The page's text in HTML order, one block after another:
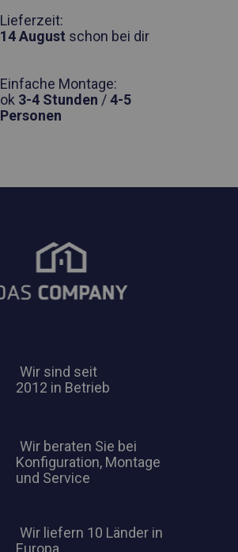
Lieferzeit:
14 August schon bei dir
Einfache Montage:
ok 3-4 Stunden /4-5
Personen
Wir sind seit
2012 in Betrieb
Wir beraten Sie bei
Konfiguration, Montage
und Service
Wir liefern 10 Länder in
Europa